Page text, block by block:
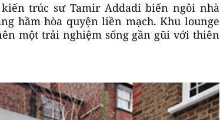
trúc sư Tamir Addadi biến ngôi nhà
hầm hòa quyện liền mạch. Khu lounge
một trải nghiệm sống gần gũi với thiên